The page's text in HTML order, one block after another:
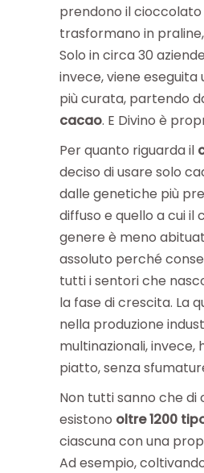
prendono il
trasformano in
Solo in circa 30
invece, viene eseguita
più curata, partendo
cacao. E Divino è
Per quanto riguarda il
deciso di usare solo
dalle genetiche più
diffuso e quello a cui il
genere è meno
assoluto perché
tutti i sentori che
la fase di crescita. La
nella produzione
multinazionali, invece,
piatto, senza
Non tutti sanno che di
esistono oltre 1200
ciascuna con una
Ad esempio,